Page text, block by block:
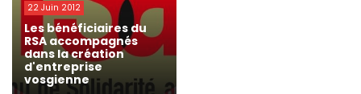
22 Juin 2012
Les bénéficiaires du
RSA accompagnés
dans la création
d'entreprise
vosgienne